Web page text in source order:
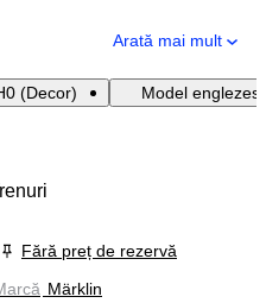
Arată mai mult
(Decor) Model
Fără preț de rezervă
Märklin